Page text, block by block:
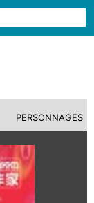
PERSONNAGES